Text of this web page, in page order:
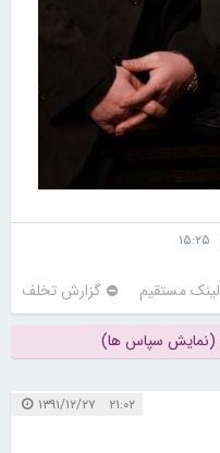
لینک مستقیم گزارش تخلف
۲۱:۰۲ ۱۳۹۱/۱۲/۲۷